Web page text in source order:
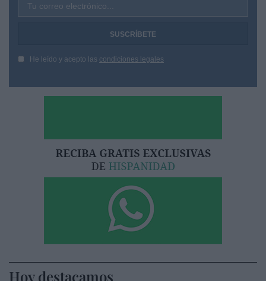
Tu correo electrónico...
He leído y acepto las condiciones legales
Hoy destacamos